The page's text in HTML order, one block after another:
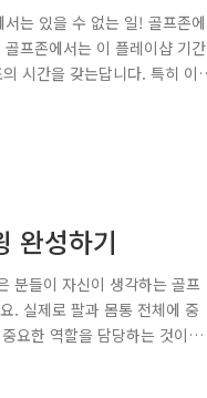
는 있을 수 없는 일! 골프존에
프존에서는 이 플레이샵 기간
시간을 갖는답니다. 특히 이
플들의 이야기가 화제가 되고
니다. 비교체험 극과 극! 지
완성하기
분들이 자신이 생각하는 골프
. 실제로 팔과 몸통 전체에 중
요한 역할을 담당하는 것이
깨'라는 말에 그냥 자세를 잡
백스윙 때만 어깨에 신경을